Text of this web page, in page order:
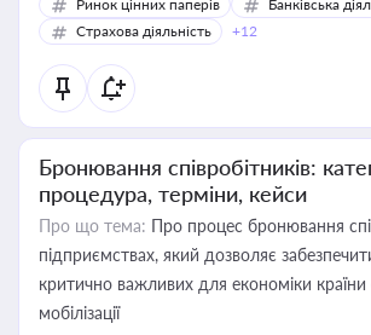
Ринок цінних паперів
Банківська
Страхова діяльність
+12
Бронювання співробітників:
процедура, терміни, кейси
Про що тема: Про процес бронювання
підприємствах, який дозволяє
критично важливих для економіки країни
мобілізації